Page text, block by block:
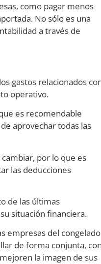
como pagar menos
No sólo es una
a través de
gastos relacionados
operativo.
es recomendable
aprovechar todas las
por lo que es
las deducciones
de las últimas
situación financiera.
empresas del congelado
de forma conjunta, con
la imagen de sus